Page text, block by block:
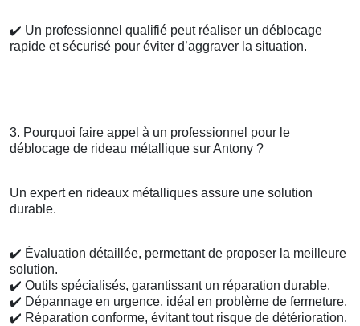
✔️ Un professionnel qualifié peut réaliser un déblocage
rapide et sécurisé pour éviter d’aggraver la situation.
3. Pourquoi faire appel à un professionnel pour le
déblocage de rideau métallique sur Antony ?
Un expert en rideaux métalliques assure une solution
durable.
✔️ Évaluation détaillée, permettant de proposer la meilleure
solution.
✔️ Outils spécialisés, garantissant un réparation durable.
✔️ Dépannage en urgence, idéal en problème de fermeture.
✔️ Réparation conforme, évitant tout risque de détérioration.